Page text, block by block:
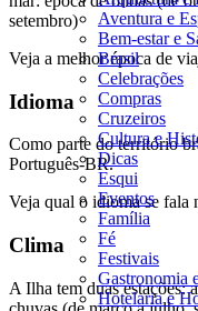
Aventura e
Bem-estar e
Brasil
Celebrações
Compras
Cruzeiros
Cultura e
Dicas
Esqui
Eventos
Família
Fé
Festivais
Gastronomia
Hotelaria e
setembro)
Veja a melhor época de
Idioma
Como parte do território
Português-BR.
Veja qual o idioma se fala
Clima
A Ilha tem duas estações: